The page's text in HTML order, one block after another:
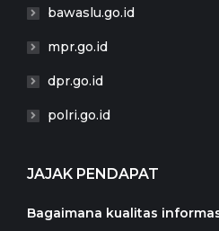
bawaslu.go.id
mpr.go.id
dpr.go.id
polri.go.id
JAJAK PENDAPAT
Bagaimana kualitas